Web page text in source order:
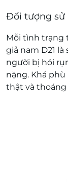
Đối tượng sử
Mỗi tình trạng
giả nam D21
người bị hói
nặng. Khá
thật và thoáng